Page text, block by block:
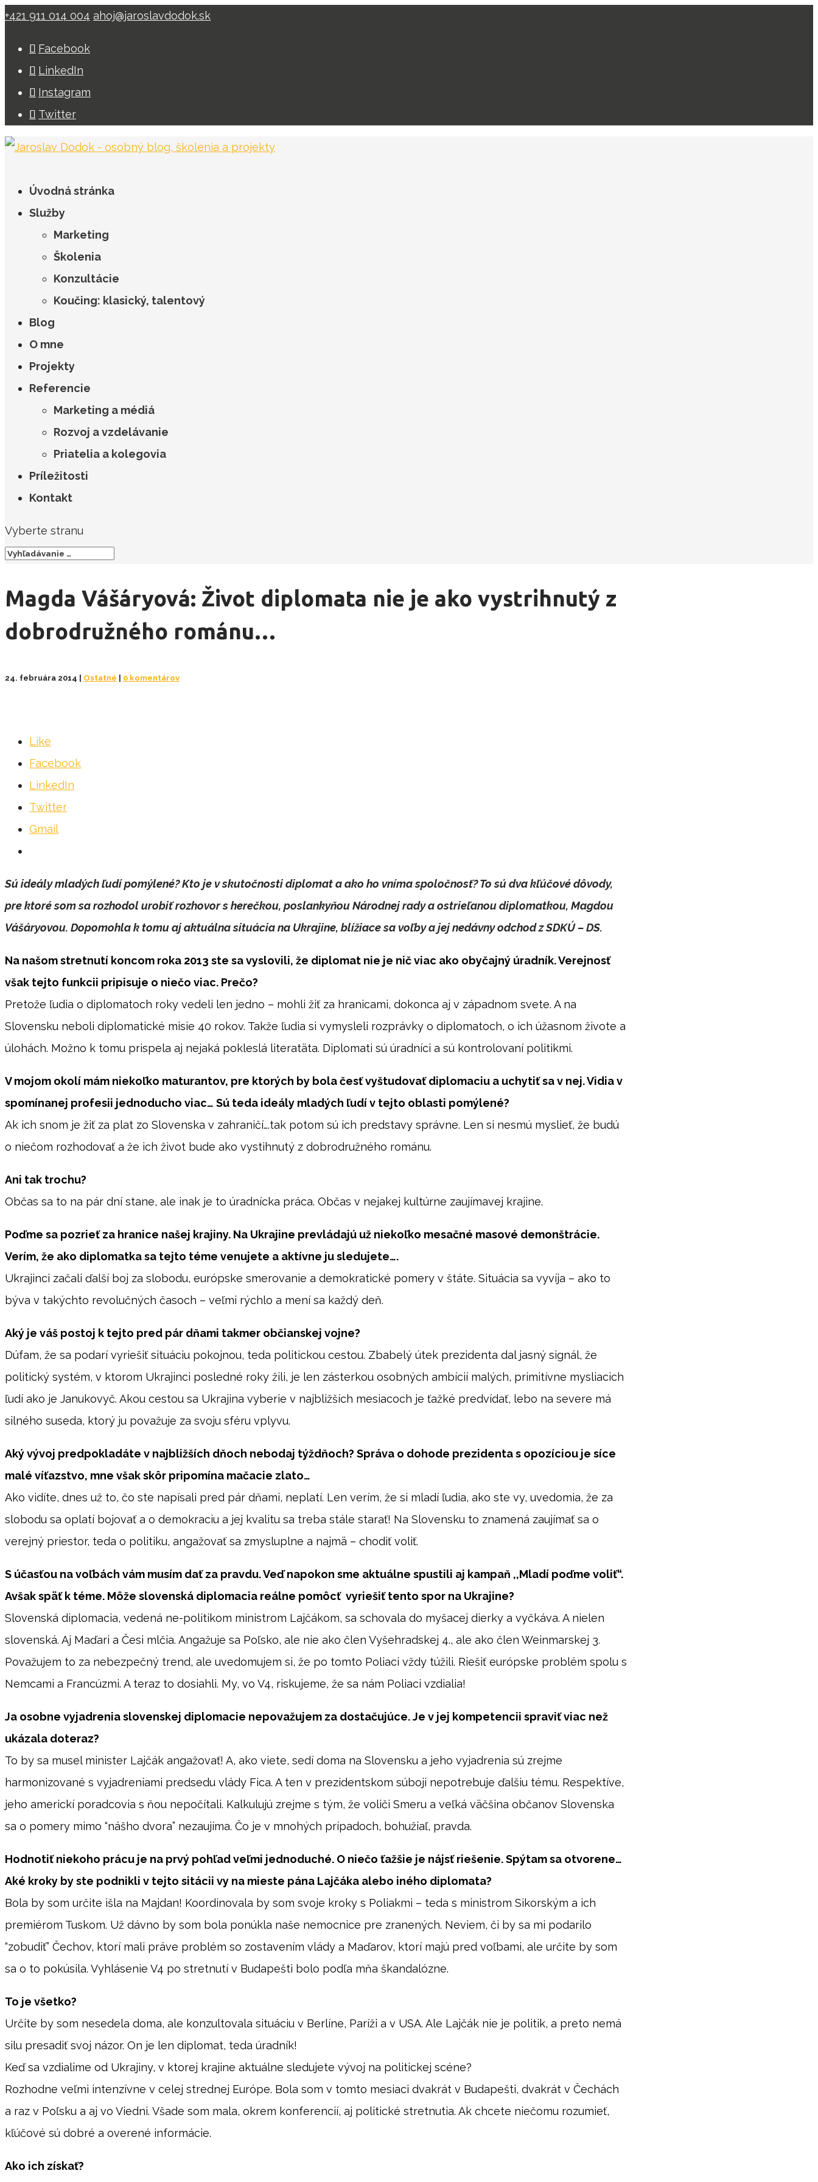
+421 911 014 004 ahoj@jaroslavdodok.sk
Facebook
LinkedIn
Instagram
Twitter
Úvodná stránka
Služby
Marketing
Školenia
Konzultácie
Koučing: klasický, talentový
Blog
O mne
Projekty
Referencie
Marketing a médiá
Rozvoj a vzdelávanie
Priatelia a kolegovia
Príležitosti
Kontakt
Vyberte stranu
Magda Vášáryová: Život diplomata nie je ako vystrihnutý z
dobrodružného románu…
24. februára 2014 Ostatné 0 komentárov
Like
Facebook
LinkedIn
Twitter
Gmail
Sú ideály mladých ľudí pomýlené? Kto je v skutočnosti diplomat a ako ho vníma spoločnosť? To sú dva kľúčové dôvody,
pre ktoré som sa rozhodol urobiť rozhovor s herečkou, poslankyňou Národnej rady a ostrieľanou diplomatkou, Magdou
Vášáryovou. Dopomohla k tomu aj aktuálna situácia na Ukrajine, blížiace sa voľby a jej nedávny odchod z SDKÚ – DS.
Na našom stretnutí koncom roka 2013 ste sa vyslovili, že diplomat nie je nič viac ako obyčajný úradník. Verejnosť
však tejto funkcii pripisuje o niečo viac. Prečo?
Pretože ľudia o diplomatoch roky vedeli len jedno – mohli žiť za hranicami, dokonca aj v západnom svete. A na
Slovensku neboli diplomatické misie 40 rokov. Takže ľudia si vymysleli rozprávky o diplomatoch, o ich úžasnom živote a
úlohách. Možno k tomu prispela aj nejaká pokleslá literatäta. Diplomati sú úradníci a sú kontrolovaní politikmi.
V mojom okolí mám niekoľko maturantov, pre ktorých by bola česť vyštudovať diplomaciu a uchytiť sa v nej. Vidia v
spomínanej profesii jednoducho viac… Sú teda ideály mladých ľudí v tejto oblasti pomýlené?
Ak ich snom je žiť za plat zo Slovenska v zahraničí….tak potom sú ich predstavy správne. Len si nesmú myslieť, že budú
o niečom rozhodovať a že ich život bude ako vystihnutý z dobrodružného románu.
Ani tak trochu?
Občas sa to na pár dní stane, ale inak je to úradnícka práca. Občas v nejakej kultúrne zaujímavej krajine.
Poďme sa pozrieť za hranice našej krajiny. Na Ukrajine prevládajú už niekoľko mesačné masové demonštrácie.
Verím, že ako diplomatka sa tejto téme venujete a aktívne ju sledujete….
Ukrajinci začali ďalší boj za slobodu, európske smerovanie a demokratické pomery v štáte. Situácia sa vyvíja – ako to
býva v takýchto revolučných časoch – veľmi rýchlo a mení sa každý deň.
Aký je váš postoj k tejto pred pár dňami takmer občianskej vojne?
Dúfam, že sa podarí vyriešiť situáciu pokojnou, teda politickou cestou. Zbabelý útek prezidenta dal jasný signál, že
politický systém, v ktorom Ukrajinci posledné roky žili, je len zásterkou osobných ambícií malých, primitívne mysliacich
ľudí ako je Janukovyč. Akou cestou sa Ukrajina vyberie v najbližších mesiacoch je ťažké predvídať, lebo na severe má
silného suseda, ktorý ju považuje za svoju sféru vplyvu.
Aký vývoj predpokladáte v najbližších dňoch nebodaj týždňoch? Správa o dohode prezidenta s opozíciou je síce
malé víťazstvo, mne však skôr pripomína mačacie zlato…
Ako vidíte, dnes už to, čo ste napísali pred pár dňami, neplatí. Len verím, že si mladí ľudia, ako ste vy, uvedomia, že za
slobodu sa oplatí bojovať a o demokraciu a jej kvalitu sa treba stále starať! Na Slovensku to znamená zaujímať sa o
verejný priestor, teda o politiku, angažovať sa zmysluplne a najmä – chodiť voliť.
S účasťou na voľbách vám musím dať za pravdu. Veď napokon sme aktuálne spustili aj kampaň ,,Mladí poďme voliť“.
Avšak späť k téme. Môže slovenská diplomacia reálne pomôcť vyriešiť tento spor na Ukrajine?
Slovenská diplomacia, vedená ne-politikom ministrom Lajčákom, sa schovala do myšacej dierky a vyčkáva. A nielen
slovenská. Aj Maďari a Česi mlčia. Angažuje sa Poľsko, ale nie ako člen Vyšehradskej 4., ale ako člen Weinmarskej 3.
Považujem to za nebezpečný trend, ale uvedomujem si, že po tomto Poliaci vždy túžili. Riešiť európske problém spolu s
Nemcami a Francúzmi. A teraz to dosiahli. My, vo V4, riskujeme, že sa nám Poliaci vzdialia!
Ja osobne vyjadrenia slovenskej diplomacie nepovažujem za dostačujúce. Je v jej kompetencii spraviť viac než
ukázala doteraz?
To by sa musel minister Lajčák angažovať! A, ako viete, sedí doma na Slovensku a jeho vyjadrenia sú zrejme
harmonizované s vyjadreniami predsedu vlády Fica. A ten v prezidentskom súboji nepotrebuje ďalšiu tému. Respektíve,
jeho americkí poradcovia s ňou nepočítali. Kalkulujú zrejme s tým, že voliči Smeru a veľká väčšina občanov Slovenska
sa o pomery mimo “nášho dvora” nezaujíma. Čo je v mnohých prípadoch, bohužiaľ, pravda.
Hodnotiť niekoho prácu je na prvý pohľad veľmi jednoduché. O niečo ťažšie je nájsť riešenie. Spýtam sa otvorene…
Aké kroky by ste podnikli v tejto sitácii vy na mieste pána Lajčáka alebo iného diplomata?
Bola by som určite išla na Majdan! Koordinovala by som svoje kroky s Poliakmi – teda s ministrom Sikorským a ich
premiérom Tuskom. Už dávno by som bola ponúkla naše nemocnice pre zranených. Neviem, či by sa mi podarilo
“zobudiť” Čechov, ktorí mali práve problém so zostavením vlády a Maďarov, ktorí majú pred voľbami, ale určite by som
sa o to pokúsila. Vyhlásenie V4 po stretnutí v Budapešti bolo podľa mňa škandalózne.
To je všetko?
Určite by som nesedela doma, ale konzultovala situáciu v Berlíne, Paríži a v USA. Ale Lajčák nie je politik, a preto nemá
silu presadiť svoj názor. On je len diplomat, teda úradník!
Keď sa vzdialime od Ukrajiny, v ktorej krajine aktuálne sledujete vývoj na politickej scéne?
Rozhodne veľmi intenzívne v celej strednej Európe. Bola som v tomto mesiaci dvakrát v Budapešti, dvakrát v Čechách
a raz v Poľsku a aj vo Viedni. Všade som mala, okrem konferencií, aj politické stretnutia. Ak chcete niečomu rozumieť,
kľúčové sú dobré a overené informácie.
Ako ich získať?